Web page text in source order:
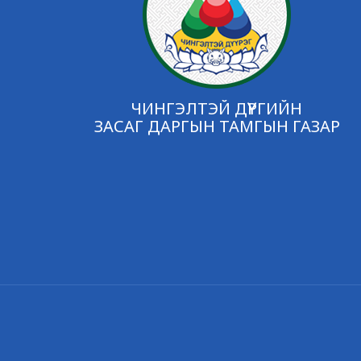
ЧИНГЭЛТЭЙ ДҮҮРГИЙН
ЗАСАГ ДАРГЫН ТАМГЫН ГАЗАР